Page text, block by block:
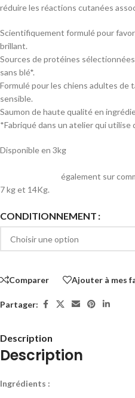
réduire les réactions cutanées
Scientifiquement formulé pour
brillant.
Sources de protéines
sans blé*.
Formulé pour les chiens adultes de
sensible.
Saumon de haute qualité en
*Fabriqué dans un atelier qui utilise
également sur commande
7 kg et 14Kg.
CONDITIONNEMENT
Comparer Ajouter à mes
Partager:
Description
Description
Ingrédients :